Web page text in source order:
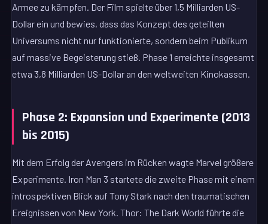
Armee zu kämpfen. Der Film spielte über 1,5 Milliarden US-
Dollar ein und bewies, dass das Konzept des geteilten
Universums nicht nur funktionierte, sondern beim Publikum
auf massive Begeisterung stieß. Phase 1 erreichte insgesamt
etwa 3,8 Milliarden US-Dollar an den weltweiten Kinokassen.
Phase 2: Expansion und Experimente (2013
bis 2015)
Mit dem Erfolg der Avengers im Rücken wagte Marvel größere
Experimente. Iron Man 3 startete die zweite Phase mit einem
introspektiven Blick auf Tony Stark nach den traumatischen
Ereignissen von New York. Thor: The Dark World führte die